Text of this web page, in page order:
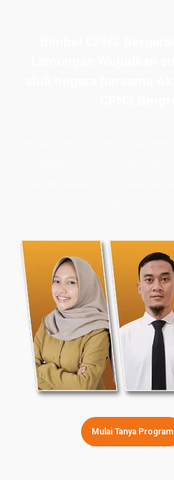
Mulai Tanya Program